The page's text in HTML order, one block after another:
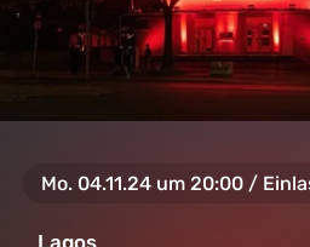
Mo. 04.11.24 um 20:00 /
Lagos